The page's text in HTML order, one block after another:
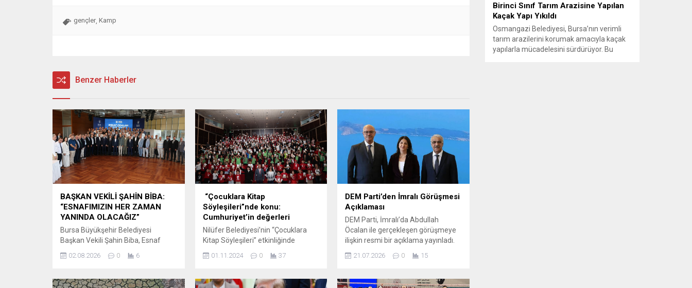
gençler, Kamp
Benzer Haberler
BAŞKAN VEKİLİ ŞAHİN BİBA:
“ESNAFIMIZIN HER ZAMAN
YANINDA OLACAĞIZ”
Bursa Büyükşehir Belediyesi
Başkan Vekili Şahin Biba, Esnaf
başkanları ve esnaf temsilcileriyle
önerileri dinledi. Merinos Atatürk
02.08.2026 0 6
“Çocuklara Kitap
Söyleşileri”nde konu:
Cumhuriyet’in değerleri
Nilüfer Belediyesi’nin “Çocuklara
Kitap Söyleşileri” etkinliğinde
Sezer, “Yüz Yaşında Bir Çınar” adlı
öğrencilerine Cumhuriyet’in
01.11.2024 0 37
DEM Parti’den İmralı Görüşmesi
Açıklaması
DEM Parti, İmralı’da Abdullah
Öcalan ile gerçekleşen görüşmeye
ilişkin resmi bir açıklama yayınladı.
sürecinin somut sonuçlar üretme
Parti temsilcileri, sürecin hedef
21.07.2026 0 15
Birinci Sınıf Tarım Arazisine Yapılan
Kaçak Yapı Yıkıldı
Osmangazi Belediyesi, Bursa’nın verimli
tarım arazilerini korumak amacıyla kaçak
yapılarla mücadelesini sürdürüyor. Bu